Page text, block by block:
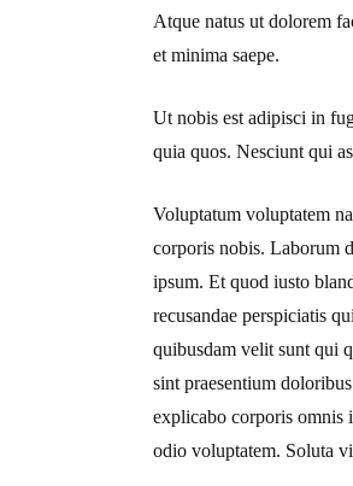
Atque natus ut dolorem
et minima saepe.
Ut nobis est adipisci in
quia quos. Nesciunt qui
Voluptatum voluptatem
corporis nobis. Laborum
ipsum. Et quod iusto
recusandae perspiciatis
quibusdam velit sunt qui
sint praesentium
explicabo corporis omnis
odio voluptatem. Soluta